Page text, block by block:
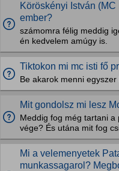
Köröskényi István
ember?
számomra félig meddig
én kedvelem amúgy is.
Tiktokon mi mc isti fő
Be akarok menni egyszer
Mit gondolsz mi lesz
Meddig fog még tartani
vége? És utána mit fog
Mi a velemenyetek
munkassagarol?